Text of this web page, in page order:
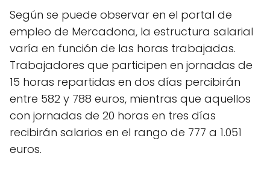
Según se puede observar en el portal de
empleo de Mercadona, la estructura salarial
varía en función de las horas trabajadas.
Trabajadores que participen en jornadas de
15 horas repartidas en dos días percibirán
entre 582 y 788 euros, mientras que aquellos
con jornadas de 20 horas en tres días
recibirán salarios en el rango de 777 a 1.051
euros.